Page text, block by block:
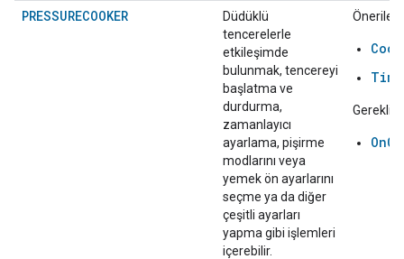
PRESSURECOOKER
Düdüklü
tencerelerle
etkileşimde
bulunmak, tencereyi
başlatma ve
durdurma,
zamanlayıcı
ayarlama, pişirme
modlarını veya
yemek ön ayarlarını
seçme ya da diğer
çeşitli ayarları
yapma gibi işlemleri
içerebilir.
Önerilen:
Cook
Gerekli: